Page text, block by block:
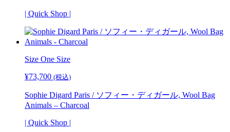
| Quick Shop |
Size One Size
¥73,700 (税込)
Sophie Digard Paris / ソフィー・ディガール, Wool Bag
Animals – Charcoal
| Quick Shop |